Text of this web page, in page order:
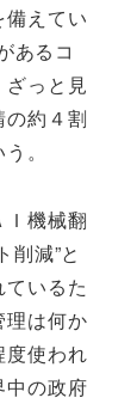
えてい
あるコ
ざっと見
約４割
。
Ｉ機械翻
削減”と
いるた
理は何か
度使われ
中の政府